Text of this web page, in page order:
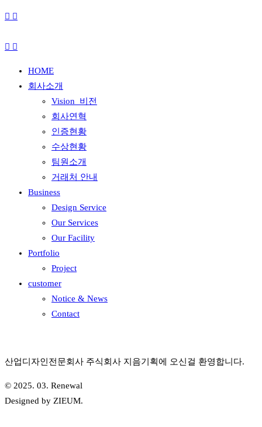
HOME
회사소개
Vision_비전
회사연혁
인증현황
수상현황
팀원소개
거래처 안내
Business
Design Service
Our Services
Our Facility
Portfolio
Project
customer
Notice & News
Contact
산업디자인전문회사 주식회사 지음기획에 오신걸 환영합니다.
© 2025. 03. Renewal
Designed by ZIEUM.